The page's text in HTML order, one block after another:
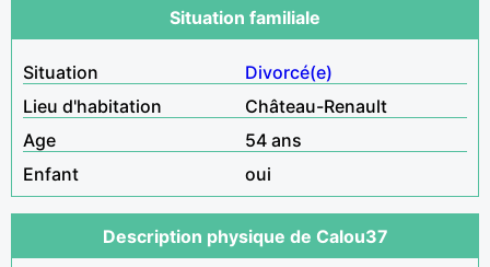
Situation familiale
Situation
Divorcé(e)
Lieu d'habitation
Château-Renault
Age
54 ans
Enfant
oui
Description physique de Calou37